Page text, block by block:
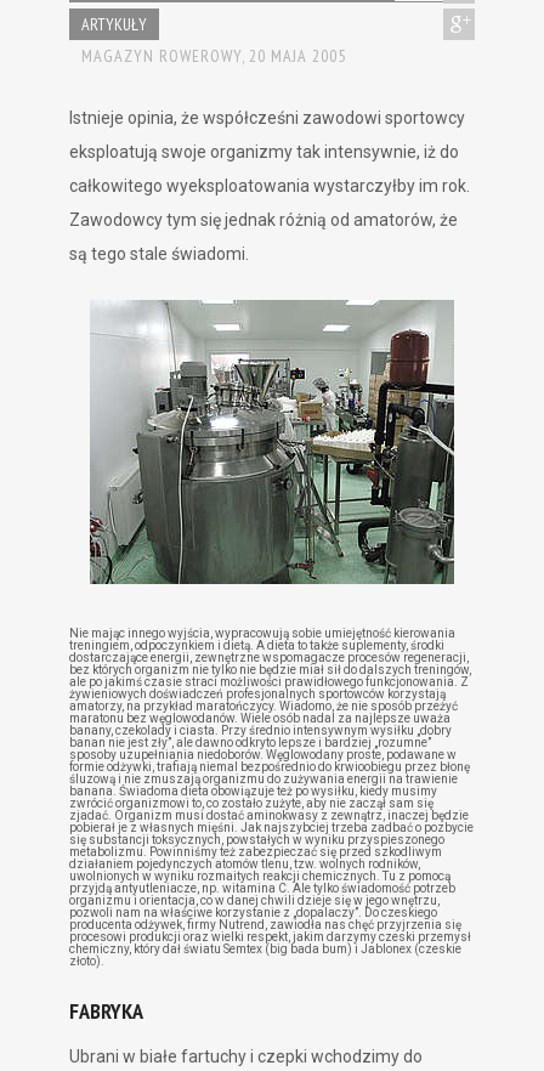
ARTYKUŁY
MAGAZYN ROWEROWY, 20 MAJA 2005
Istnieje opinia, że współcześni zawodowi sportowcy
eksploatują swoje organizmy tak intensywnie, iż do
całkowitego wyeksploatowania wystarczyłby im rok.
Zawodowcy tym się jednak różnią od amatorów, że
są tego stale świadomi.
Nie mając innego wyjścia, wypracowują sobie umiejętność kierowania
treningiem, odpoczynkiem i dietą. A dieta to także suplementy, środki
dostarczające energii, zewnętrzne wspomagacze procesów regeneracji,
bez których organizm nie tylko nie będzie miał sił do dalszych treningów,
ale po jakimś czasie straci możliwości prawidłowego funkcjonowania. Z
żywieniowych doświadczeń profesjonalnych sportowców korzystają
amatorzy, na przykład maratończycy. Wiadomo, że nie sposób przeżyć
maratonu bez węglowodanów. Wiele osób nadal za najlepsze uważa
banany, czekolady i ciasta. Przy średnio intensywnym wysiłku „dobry
banan nie jest zły”, ale dawno odkryto lepsze i bardziej „rozumne”
sposoby uzupełniania niedoborów. Węglowodany proste, podawane w
formie odżywki, trafiają niemal bezpośrednio do krwioobiegu przez błonę
śluzową i nie zmuszają organizmu do zużywania energii na trawienie
banana. Świadoma dieta obowiązuje też po wysiłku, kiedy musimy
zwrócić organizmowi to, co zostało zużyte, aby nie zaczął sam się
zjadać. Organizm musi dostać aminokwasy z zewnątrz, inaczej będzie
pobierał je z własnych mięśni. Jak najszybciej trzeba zadbać o pozbycie
się substancji toksycznych, powstałych w wyniku przyspieszonego
metabolizmu. Powinniśmy też zabezpieczać się przed szkodliwym
działaniem pojedynczych atomów tlenu, tzw. wolnych rodników,
uwolnionych w wyniku rozmaitych reakcji chemicznych. Tu z pomocą
przyjdą antyutleniacze, np. witamina C. Ale tylko świadomość potrzeb
organizmu i orientacja, co w danej chwili dzieje się w jego wnętrzu,
pozwoli nam na właściwe korzystanie z „dopalaczy”. Do czeskiego
producenta odżywek, firmy Nutrend, zawiodła nas chęć przyjrzenia się
procesowi produkcji oraz wielki respekt, jakim darzymy czeski przemysł
chemiczny, który dał światu Semtex (big bada bum) i Jablonex (czeskie
złoto).
FABRYKA
Ubrani w białe fartuchy i czepki wchodzimy do